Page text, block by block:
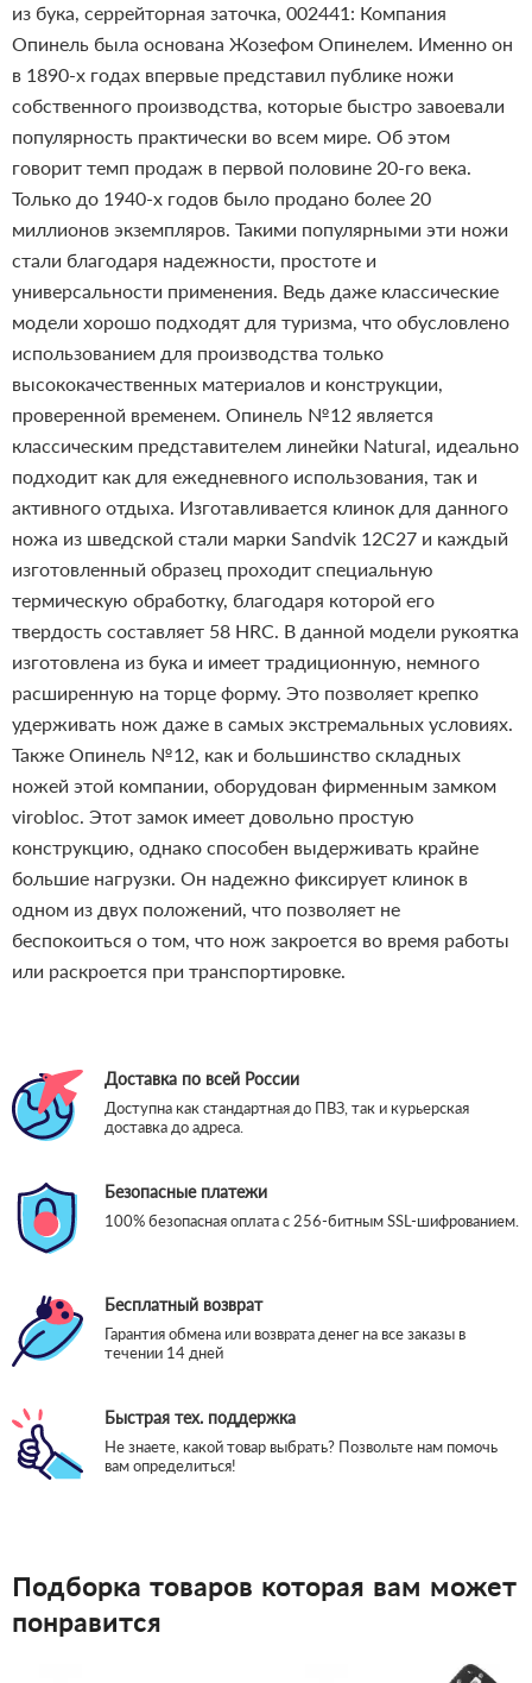
из бука, серрейторная заточка, 002441: Компания
Опинель была основана Жозефом Опинелем. Именно он
в 1890-х годах впервые представил публике ножи
собственного производства, которые быстро завоевали
популярность практически во всем мире. Об этом
говорит темп продаж в первой половине 20-го века.
Только до 1940-х годов было продано более 20
миллионов экземпляров. Такими популярными эти ножи
стали благодаря надежности, простоте и
универсальности применения. Ведь даже классические
модели хорошо подходят для туризма, что обусловлено
использованием для производства только
высококачественных материалов и конструкции,
проверенной временем. Опинель №12 является
классическим представителем линейки Natural, идеально
подходит как для ежедневного использования, так и
активного отдыха. Изготавливается клинок для данного
ножа из шведской стали марки Sandvik 12C27 и каждый
изготовленный образец проходит специальную
термическую обработку, благодаря которой его
твердость составляет 58 HRC. В данной модели рукоятка
изготовлена из бука и имеет традиционную, немного
расширенную на торце форму. Это позволяет крепко
удерживать нож даже в самых экстремальных условиях.
Также Опинель №12, как и большинство складных
ножей этой компании, оборудован фирменным замком
virobloc. Этот замок имеет довольно простую
конструкцию, однако способен выдерживать крайне
большие нагрузки. Он надежно фиксирует клинок в
одном из двух положений, что позволяет не
беспокоиться о том, что нож закроется во время работы
или раскроется при транспортировке.
Доставка по всей России
Доступна как стандартная до ПВЗ, так и курьерская
доставка до адреса.
Безопасные платежи
100% безопасная оплата с 256-битным SSL-шифрованием.
Бесплатный возврат
Гарантия обмена или возврата денег на все заказы в
течении 14 дней
Быстрая тех. поддержка
Не знаете, какой товар выбрать? Позвольте нам помочь
вам определиться!
Подборка товаров которая вам может
понравится